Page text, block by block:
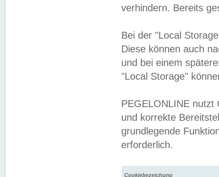
verhindern. Bereits
Bei der "Local
Diese können auch
und bei einem
"Local Storage"
PEGELONLINE nutzt
und korrekte
grundlegende
erforderlich.
Cookiebezeichung